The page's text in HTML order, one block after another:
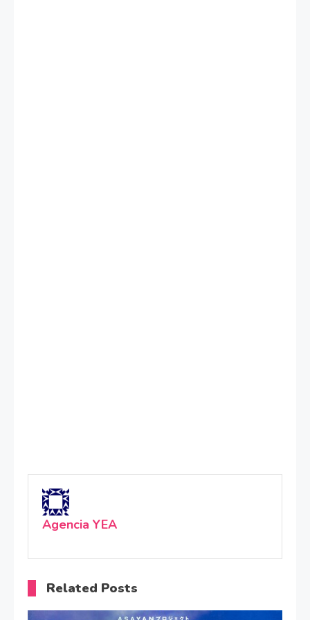
Agencia YEA
Related Posts